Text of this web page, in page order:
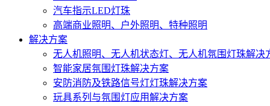
汽车指示LED灯珠
高端商业照明、户外照明、特种照明
解决方案
无人机照明、无人机状态灯、无人机氛围灯珠解决
智能家居氛围灯珠解决方案
安防消防及铁路信号灯灯珠解决方案
玩具系列与氛围灯应用解决方案